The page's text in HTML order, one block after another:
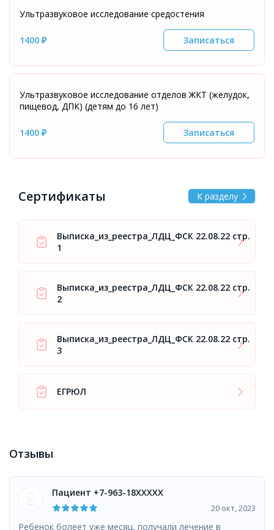
Ультразвуковое исследование средостения
1400 ₽ Записаться
Ультразвуковое исследование отделов ЖКТ (желудок,
пищевод, ДПК) (детям до 16 лет)
1400 ₽ Записаться
Сертификаты К разделу
Выписка_из_реестра_ЛДЦ_ФСК 22.08.22 стр.
1
Выписка_из_реестра_ЛДЦ_ФСК 22.08.22 стр.
2
Выписка_из_реестра_ЛДЦ_ФСК 22.08.22 стр.
3
ЕГРЮЛ
Отзывы
Пациент +7-963-18XXXXX
20 окт, 2023
Ребенок болеет уже месяц, получали лечение в